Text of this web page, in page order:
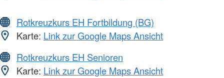
Rotkreuzkurs EH Fortbildung (BG)
Karte: Link zur Google Maps Ansicht
Rotkreuzkurs EH Senioren
Karte: Link zur Google Maps Ansicht